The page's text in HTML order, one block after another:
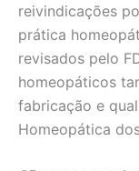
reivindicações
prática
revisados pelo
homeopáticos
fabricação e
Homeopática